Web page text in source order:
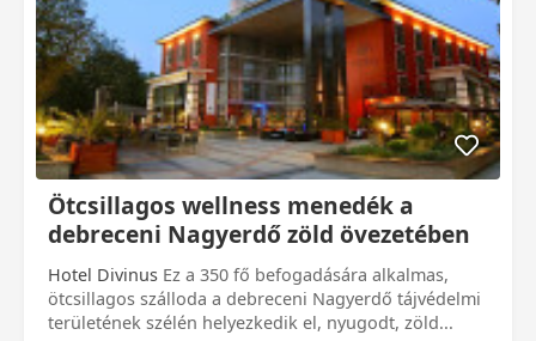
Ötcsillagos wellness menedék a
debreceni Nagyerdő zöld övezetében
Hotel Divinus
ötcsillagos szálloda a debreceni Nagyerdő tájvédelmi
területének szélén helyezkedik el, nyugodt, zöld...